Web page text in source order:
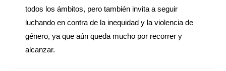
todos los ámbitos, pero también invita a seguir
luchando en contra de la inequidad y la violencia de
género, ya que aún queda mucho por recorrer y
alcanzar.